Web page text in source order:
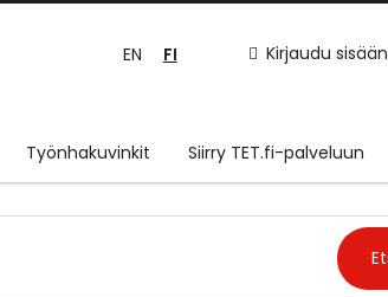
Kirjaudu sisään
EN FI
Työnhakuvinkit Siirry TET.fi-palveluun